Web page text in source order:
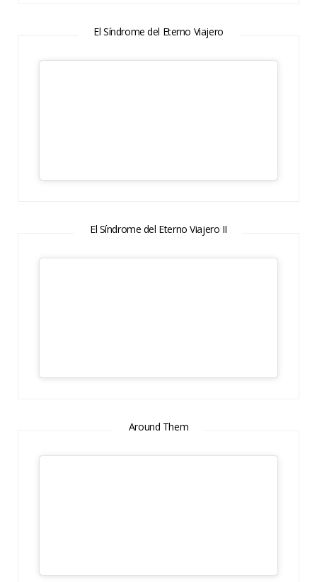
El Síndrome del Eterno Viajero
El Síndrome del Eterno Viajero II
Around Them